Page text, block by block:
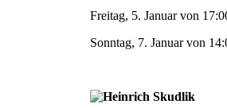
Freitag, 5. Januar von
Sonntag, 7. Januar von